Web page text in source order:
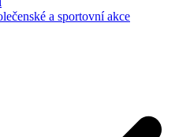
a sportovní akce